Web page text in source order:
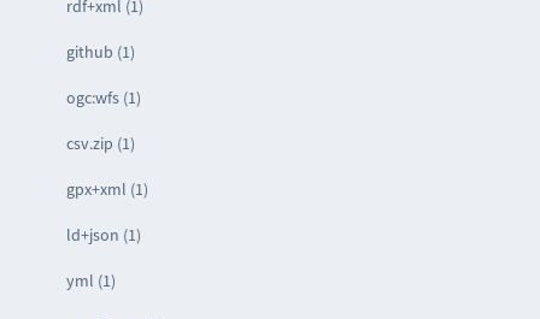
rdf+xml (1)
github (1)
ogc:wfs (1)
csv.zip (1)
gpx+xml (1)
ld+json (1)
yml (1)